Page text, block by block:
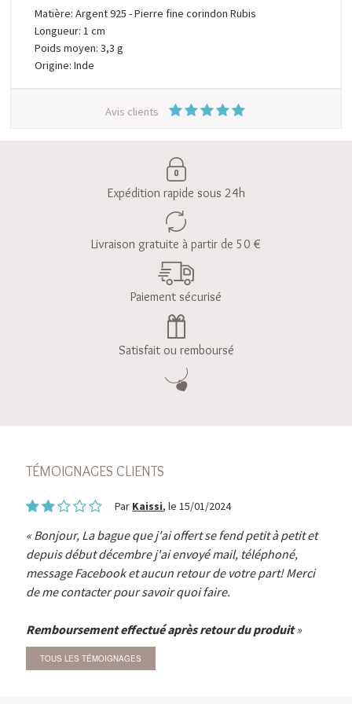
Matière: Argent 925 - Pierre fine corindon Rubis
Longueur: 1 cm
Poids moyen: 3,3 g
Origine: Inde
Avis clients
Expédition rapide sous 24h
Livraison gratuite à partir de 50 €
Paiement sécurisé
Satisfait ou remboursé
TÉMOIGNAGES CLIENTS
Par Kaissi, le 15/01/2024
Bonjour, La bague que j'ai offert se fend petit à petit et
depuis début décembre j'ai envoyé mail, téléphoné,
message Facebook et aucun retour de votre part! Merci
de me contacter pour savoir quoi faire.
Remboursement effectué après retour du produit
TOUS LES TÉMOIGNAGES